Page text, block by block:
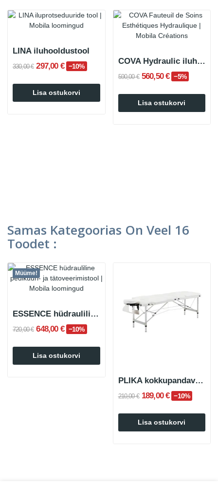
LINA iluhooldustool
330,00 € 297,00 € −10%
Lisa ostukorvi
COVA Hydraulic iluhooldustool
590,00 € 560,50 € −5%
Lisa ostukorvi
Samas Kategoorias On Veel 16
Toodet :
Müüme!
ESSENCE hüdrauliline pediküüritool
720,00 € 648,00 € −10%
Lisa ostukorvi
PLIKA kokkupandav massaažilaud
210,00 € 189,00 € −10%
Lisa ostukorvi